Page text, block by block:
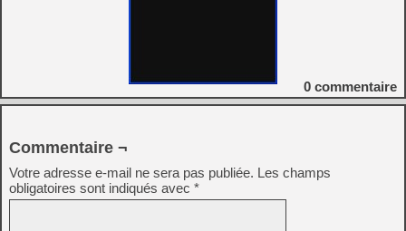
0 commentaire
Commentaire ¬
Votre adresse e-mail ne sera pas publiée. Les champs
obligatoires sont indiqués avec *